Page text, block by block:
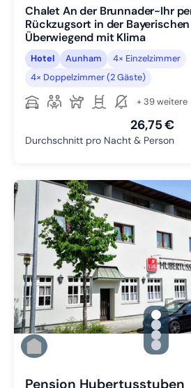
Chalet An der Brunnader-Ihr
Rückzugsort in der
Überwiegend mit Klima
Hotel Aunham
4× Einzelzimmer
4× Doppelzimmer (2 Gäste)
+ 39 weitere
26,75 €
Durchschnitt pro Nacht & Person
Zu
Zu
Zu
Zu
Pension Hubertusstuben